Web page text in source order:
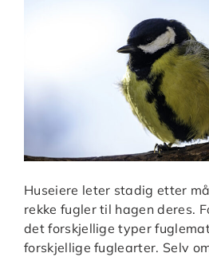
Huseiere leter stadig etter
rekke fugler til hagen deres.
det forskjellige typer
forskjellige fuglearter. Selv